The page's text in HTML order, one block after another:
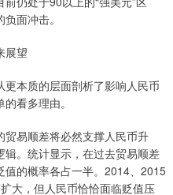
面冲击。
展望
本质的层面剖析了影响人民币
看多理由。
易顺差将必然支撑人民币升
。统计显示，在过去贸易顺差
值的概率各占一半。2014、2015
大，但人民币恰恰面临贬值压